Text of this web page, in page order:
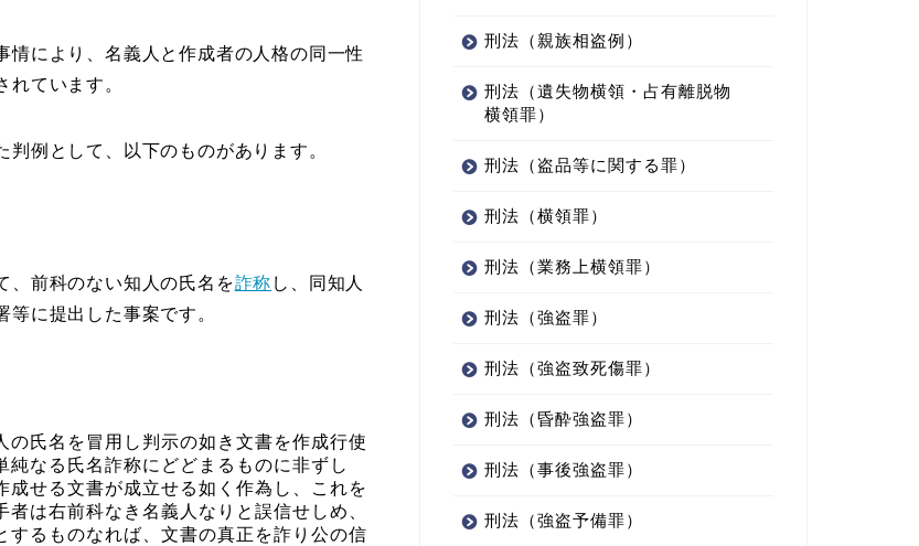
により、名義人と作成者の人格の同一性
ています。
例として、以下のものがあります。
前科のない知人の氏名を詐称 し、同知人
に提出した事案です。
氏名を冒用し判示の如き文書を作成行使
純なる氏名詐称にどどまるものに非ずし
せる文書が成立せる如く作為し、これを
は右前科なき名義人なりと誤信せしめ、
するものなれば、文書の真正を詐り公の信
刑法（親族相盗例）
刑法（遺失物横領・占有離脱物
横領罪）
刑法（盗品等に関する罪）
刑法（横領罪）
刑法（業務上横領罪）
刑法（強盗罪）
刑法（強盗致死傷罪）
刑法（昏酔強盗罪）
刑法（事後強盗罪）
刑法（強盗予備罪）